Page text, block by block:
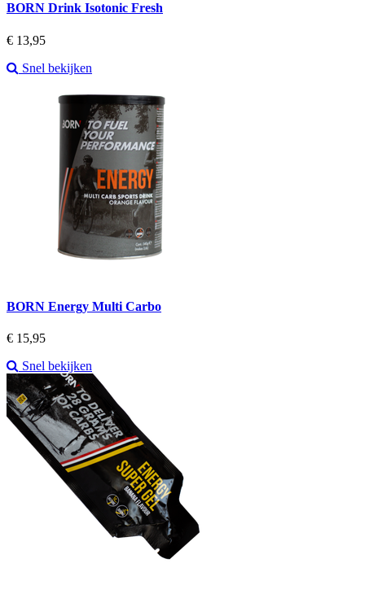
BORN Drink Isotonic Fresh
Prijs
€ 13,95
Snel bekijken
BORN Energy Multi Carbo
Prijs
€ 15,95
Snel bekijken